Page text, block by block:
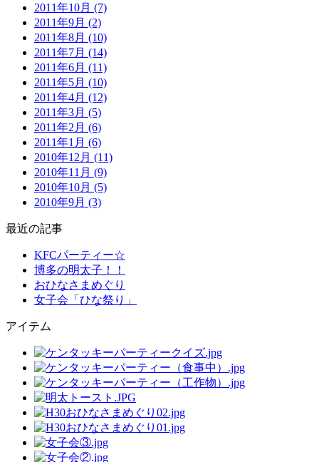
2011年10月 (7)
2011年9月 (2)
2011年8月 (10)
2011年7月 (14)
2011年6月 (11)
2011年5月 (10)
2011年4月 (12)
2011年3月 (5)
2011年2月 (6)
2011年1月 (6)
2010年12月 (11)
2010年11月 (9)
2010年10月 (5)
2010年9月 (3)
最近の記事
KFCパーティー☆
博多の明太子！！
おひなさまめぐり
女子会「ひな祭り」
アイテム